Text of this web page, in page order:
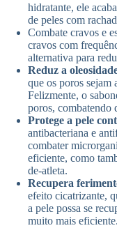
hidratante, ele
de peles com
Combate cravos e
cravos com
alternativa para
Reduz a
que os poros sejam
Felizmente, o
poros, combatendo
Protege a pele
antibacteriana e
combater
eficiente, como
de-atleta.
Recupera
efeito cicatrizante,
a pele possa se
muito mais eficiente.